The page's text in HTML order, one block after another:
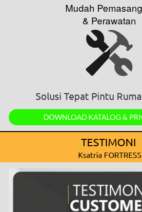
Mudah
& Perawatan
Solusi Tepat Pintu
`DOWNLOAD KATALOG &
TESTIMONI
Ksatria FORTRESS